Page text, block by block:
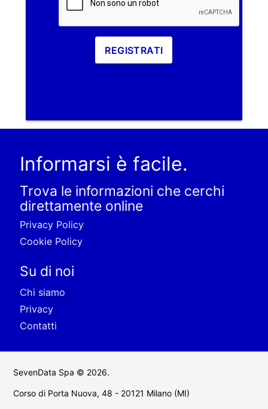
REGISTRATI
Informarsi è facile.
Trova le informazioni che cerchi
direttamente online
Privacy Policy
Cookie Policy
Su di noi
Chi siamo
Privacy
Contatti
SevenData Spa © 2026.
Corso di Porta Nuova, 48 - 20121 Milano (MI)